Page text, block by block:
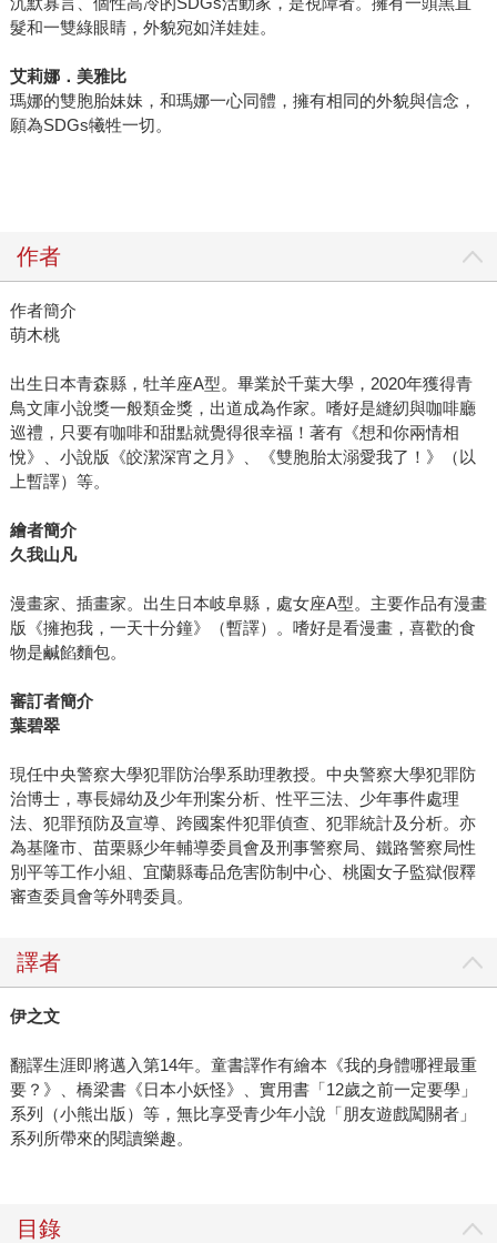
髮和一雙綠眼睛，外貌宛如洋娃娃。
艾莉娜．美雅比
瑪娜的雙胞胎妹妹，和瑪娜一心同體，擁有相同的外貌與信念，
願為SDGs犧牲一切。
作者
作者簡介
萌木桃
出生日本青森縣，牡羊座A型。畢業於千葉大學，2020年獲得青
鳥文庫小說獎一般類金獎，出道成為作家。嗜好是縫紉與咖啡廳
巡禮，只要有咖啡和甜點就覺得很幸福！著有《想和你兩情相
悅》、小說版《皎潔深宵之月》、《雙胞胎太溺愛我了！》（以
上暫譯）等。
繪者簡介
久我山凡
漫畫家、插畫家。出生日本岐阜縣，處女座A型。主要作品有漫畫
版《擁抱我，一天十分鐘》（暫譯）。嗜好是看漫畫，喜歡的食
物是鹹餡麵包。
審訂者簡介
葉碧翠
現任中央警察大學犯罪防治學系助理教授。中央警察大學犯罪防
治博士，專長婦幼及少年刑案分析、性平三法、少年事件處理
法、犯罪預防及宣導、跨國案件犯罪偵查、犯罪統計及分析。亦
為基隆市、苗栗縣少年輔導委員會及刑事警察局、鐵路警察局性
別平等工作小組、宜蘭縣毒品危害防制中心、桃園女子監獄假釋
審查委員會等外聘委員。
譯者
伊之文
翻譯生涯即將邁入第14年。童書譯作有繪本《我的身體哪裡最重
要？》、橋梁書《日本小妖怪》、實用書「12歲之前一定要學」
系列（小熊出版）等，無比享受青少年小說「朋友遊戲闖關者」
系列所帶來的閱讀樂趣。
目錄